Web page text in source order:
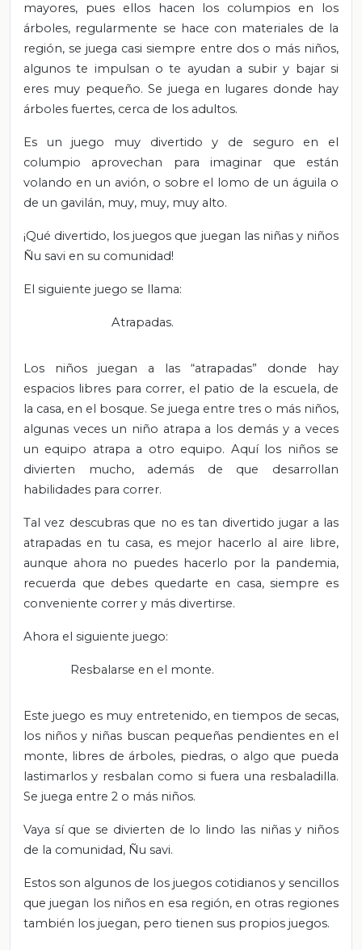
mayores, pues ellos hacen los columpios en los
árboles, regularmente se hace con materiales de la
región, se juega casi siempre entre dos o más niños,
algunos te impulsan o te ayudan a subir y bajar si
eres muy pequeño. Se juega en lugares donde hay
árboles fuertes, cerca de los adultos.
Es un juego muy divertido y de seguro en el
columpio aprovechan para imaginar que están
volando en un avión, o sobre el lomo de un águila o
de un gavilán, muy, muy, muy alto.
¡Qué divertido, los juegos que juegan las niñas y niños
Ñu savi en su comunidad!
El siguiente juego se llama:
Atrapadas.
Los niños juegan a las “atrapadas” donde hay
espacios libres para correr, el patio de la escuela, de
la casa, en el bosque. Se juega entre tres o más niños,
algunas veces un niño atrapa a los demás y a veces
un equipo atrapa a otro equipo. Aquí los niños se
divierten mucho, además de que desarrollan
habilidades para correr.
Tal vez descubras que no es tan divertido jugar a las
atrapadas en tu casa, es mejor hacerlo al aire libre,
aunque ahora no puedes hacerlo por la pandemia,
recuerda que debes quedarte en casa, siempre es
conveniente correr y más divertirse.
Ahora el siguiente juego:
Resbalarse en el monte.
Este juego es muy entretenido, en tiempos de secas,
los niños y niñas buscan pequeñas pendientes en el
monte, libres de árboles, piedras, o algo que pueda
lastimarlos y resbalan como si fuera una resbaladilla.
Se juega entre 2 o más niños.
Vaya sí que se divierten de lo lindo las niñas y niños
de la comunidad, Ñu savi.
Estos son algunos de los juegos cotidianos y sencillos
que juegan los niños en esa región, en otras regiones
también los juegan, pero tienen sus propios juegos.